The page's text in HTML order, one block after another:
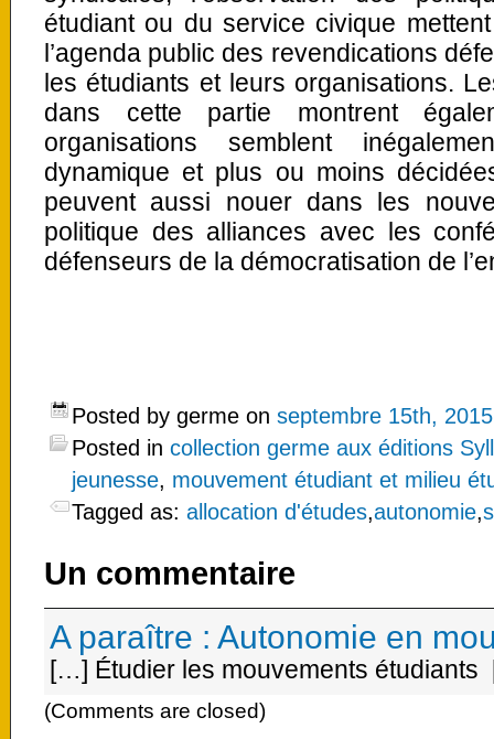
étudiant ou du service civique
l’agenda public des revendications
les étudiants et leurs organisations.
dans cette partie montrent
organisations semblent
dynamique et plus ou moins
peuvent aussi nouer dans les
politique des alliances avec les
défenseurs de la démocratisation de
Posted by germe on septembre 15th, 2015
Posted in collection germe aux éditions
jeunesse, mouvement étudiant et milieu
Tagged as: allocation d'études,autonomie,
Un commentaire
A paraître : Autonomie en
[…] Étudier les mouvements
(Comments are closed)